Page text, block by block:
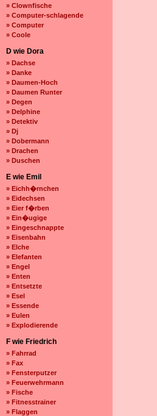
» Clownfische
» Computer-schlagende
» Computer
» Coole
D wie Dora
» Dachse
» Danke
» Daumen-Hoch
» Daumen Runter
» Degen
» Delphine
» Detektiv
» Dj
» Dobermann
» Drachen
» Duschen
E wie Emil
» Eichh�rnchen
» Eidechsen
» Eier f�rben
» Ein�ugige
» Eingeschnappte
» Eisenbahn
» Elche
» Elefanten
» Engel
» Enten
» Entsetzte
» Esel
» Essende
» Eulen
» Explodierende
F wie Friedrich
» Fahrrad
» Fax
» Fensterputzer
» Feuerwehrmann
» Fische
» Fitnesstrainer
» Flaggen